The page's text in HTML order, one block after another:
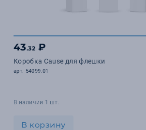
43.32 ₽
Коробка Cause для флешки
арт. 54099.01
В наличии 1 шт.
В корзину